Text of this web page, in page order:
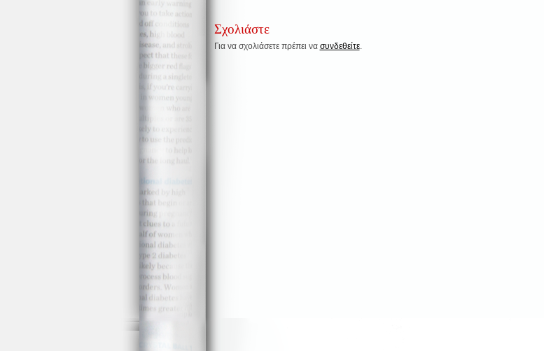
Σχολιάστε
Για να σχολιάσετε πρέπει να συνδεθείτε.